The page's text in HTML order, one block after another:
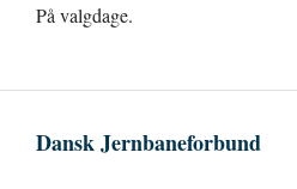
På valgdage.
Dansk Jernbaneforbund